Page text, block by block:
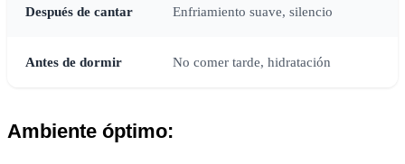
Después de cantar Enfriamiento suave, silencio
Antes de dormir No comer tarde, hidratación
Ambiente óptimo: